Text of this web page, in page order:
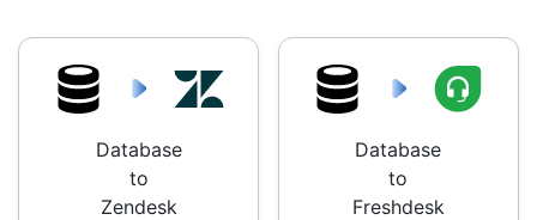
Database
to
Zendesk
Database
to
Freshdesk